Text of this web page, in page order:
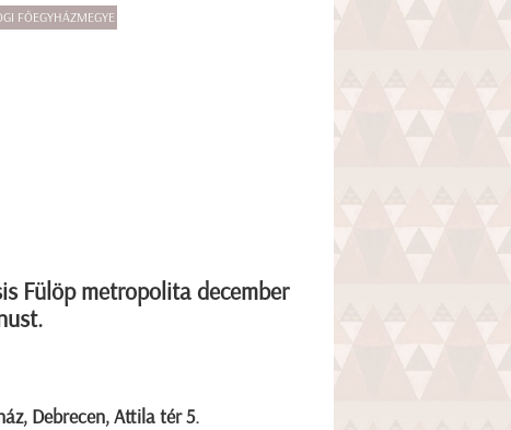
FŐEGYHÁZMEGYE
Fülöp metropolita december
Debrecen, Attila tér 5.